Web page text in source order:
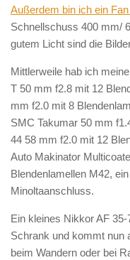
Außerdem bin ich ein
Schnellschuss 400 mm/
gutem Licht sind die
Mittlerweile hab ich
T 50 mm f2.8 mit 12
mm f2.0 mit 8
SMC Takumar 50 mm
44 58 mm f2.0 mit 12
Auto Makinator
Blendenlamellen M42,
Minoltaanschluss.
Ein kleines Nikkor AF
Schrank und kommt nun
beim Wandern oder bei